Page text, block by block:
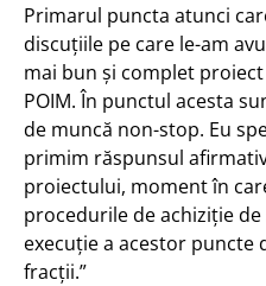
Primarul puncta atunci
discuțiile pe care le-am
mai bun și complet
POIM. În punctul acesta
de muncă non-stop. Eu
primim răspunsul
proiectului, moment în
procedurile de achiziție
execuție a acestor puncte
fracții.”